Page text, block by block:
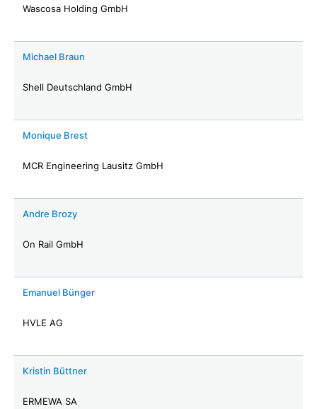
Wascosa Holding GmbH
Michael Braun
Shell Deutschland GmbH
Monique Brest
MCR Engineering Lausitz GmbH
Andre Brozy
On Rail GmbH
Emanuel Bünger
HVLE AG
Kristin Büttner
ERMEWA SA